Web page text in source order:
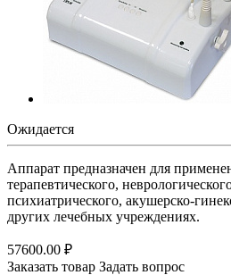
Ожидается
Аппарат предназначен для
терапевтического,
психиатрического, акушерско-
других лечебных учреждениях.
57600.00 ₽
Заказать товар Задать вопрос